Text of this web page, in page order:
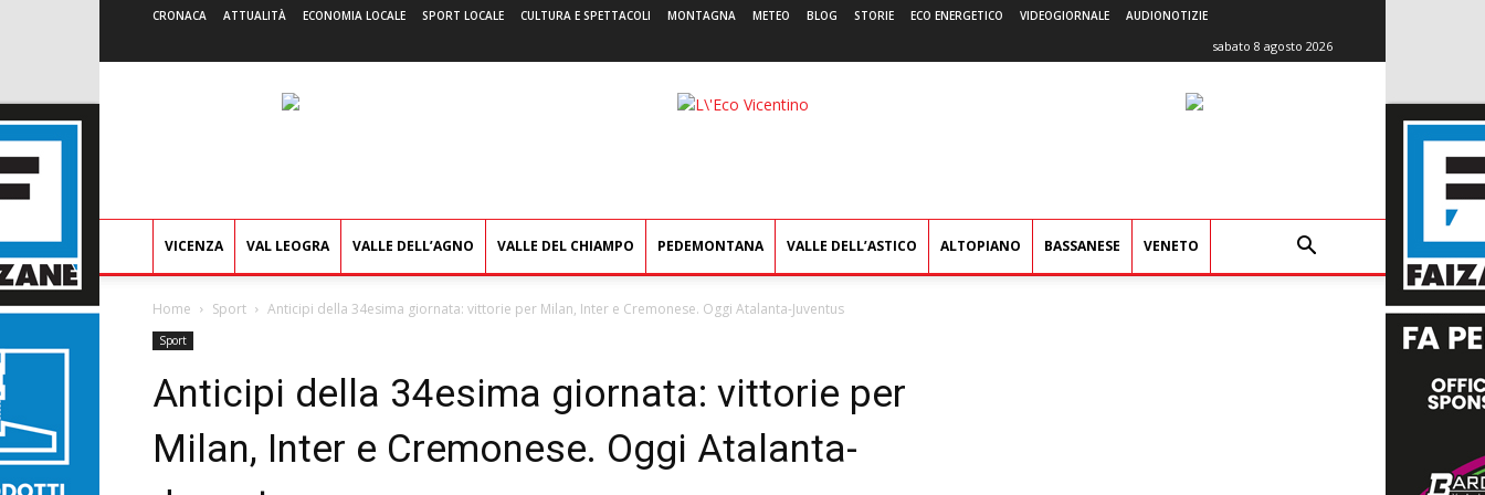
CRONACA ATTUALITÀ ECONOMIA LOCALE SPORT LOCALE CULTURA E SPETTACOLI MONTAGNA METEO BLOG STORIE ECO ENERGETICO VIDEOGIORNALE AUDIONOTIZIE
sabato 8 agosto 2026
L'Eco
VICENZA VAL LEOGRA VALLE DELL’AGNO VALLE DEL CHIAMPO PEDEMONTANA VALLE DELL’ASTICO ALTOPIANO BASSANESE VENETO
Home Sport Anticipi della 34esima giornata: vittorie per Milan, Inter e Cremonese. Oggi Atalanta-Juventus
Sport
Anticipi della 34esima giornata: vittorie per
Milan, Inter e Cremonese. Oggi Atalanta-